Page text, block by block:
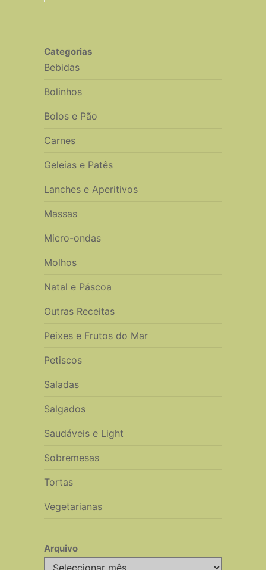
Categorias
Bebidas
Bolinhos
Bolos e Pão
Carnes
Geleias e Patês
Lanches e Aperitivos
Massas
Micro-ondas
Molhos
Natal e Páscoa
Outras Receitas
Peixes e Frutos do Mar
Petiscos
Saladas
Salgados
Saudáveis e Light
Sobremesas
Tortas
Vegetarianas
Arquivo
Arquivo